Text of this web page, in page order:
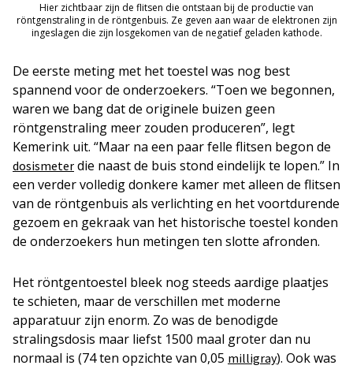
Hier zichtbaar zijn de flitsen die ontstaan bij de productie van
röntgenstraling in de röntgenbuis. Ze geven aan waar de elektronen zijn
ingeslagen die zijn losgekomen van de negatief geladen kathode.
De eerste meting met het toestel was nog best
spannend voor de onderzoekers. “Toen we begonnen,
waren we bang dat de originele buizen geen
röntgenstraling meer zouden produceren”, legt
Kemerink uit. “Maar na een paar felle flitsen begon de
dosismeter die naast de buis stond eindelijk te lopen.” In
een verder volledig donkere kamer met alleen de flitsen
van de röntgenbuis als verlichting en het voortdurende
gezoem en gekraak van het historische toestel konden
de onderzoekers hun metingen ten slotte afronden.
Het röntgentoestel bleek nog steeds aardige plaatjes
te schieten, maar de verschillen met moderne
apparatuur zijn enorm. Zo was de benodigde
stralingsdosis maar liefst 1500 maal groter dan nu
normaal is (74 ten opzichte van 0,05 milligray). Ook was